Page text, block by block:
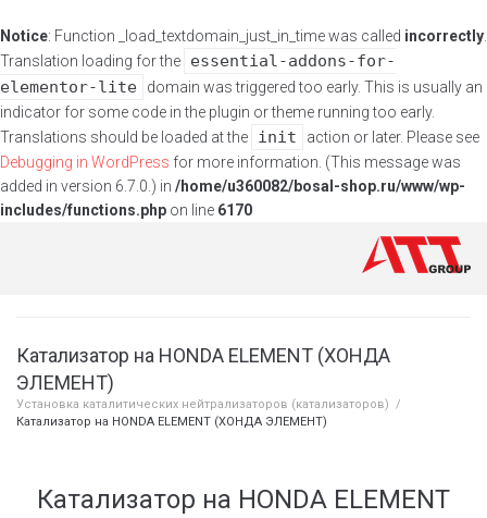
Notice: Function _load_textdomain_just_in_time was called incorrectly
Translation loading for the
essential-addons-for-
elementor-lite
domain was triggered too early. This is usually an
indicator for some code in the plugin or theme running too early.
Translations should be loaded at the
init
action or later. Please see
Debugging in WordPress for more information. (This message was
added in version 6.7.0.) in /home/u360082/bosal-shop.ru/www/wp-
includes/functions.php on line 6170
Катализатор на HONDA ELEMENT (ХОНДА
ЭЛЕМЕНТ)
Установка каталитических нейтрализаторов (катализаторов) /
Катализатор на HONDA ELEMENT (ХОНДА ЭЛЕМЕНТ)
Катализатор на HONDA ELEMENT